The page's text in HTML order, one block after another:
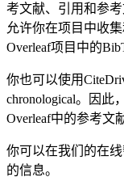
考文献、引用和参
允许你在项目中收
Overleaf项目中的
你也可以使用
chronological。因此
Overleaf中的参考文
你可以在我们的在
的信息。